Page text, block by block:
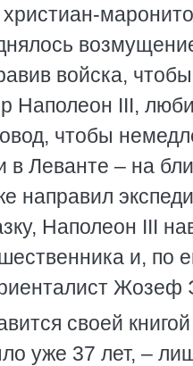
войска,
Наполеон III,
чтобы
в Леванте – на
направил
Наполеон III
и, по
Жозеф
своей
уже 37 лет, –